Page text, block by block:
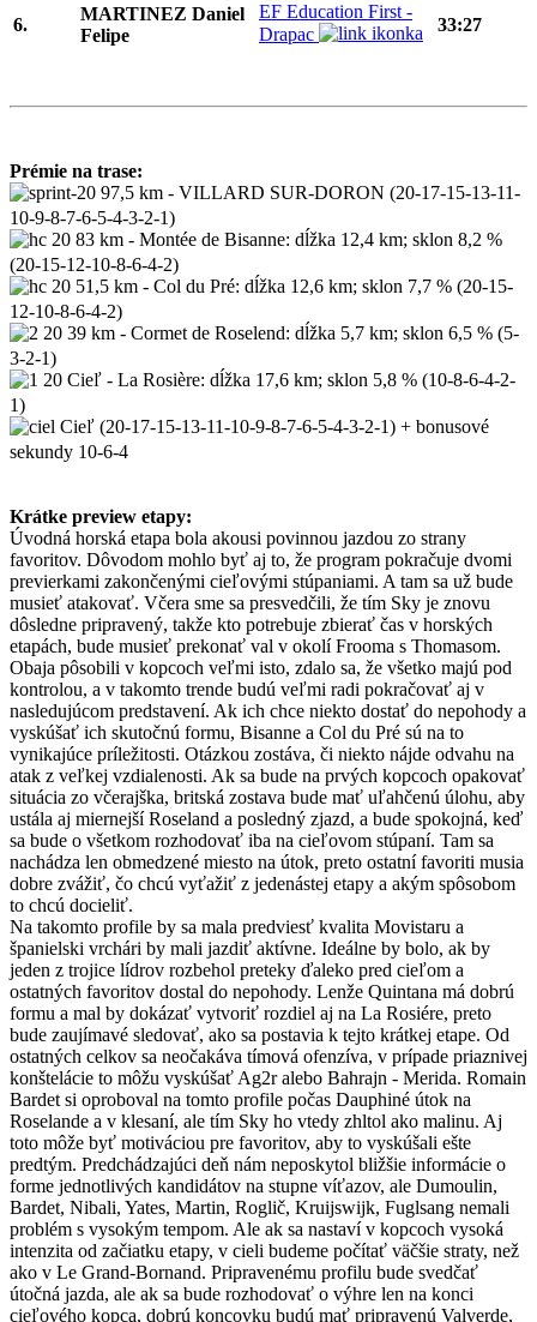
6.
MARTINEZ Daniel
Felipe
EF Education First -
Drapac
33:27
Prémie na trase:
97,5 km - VILLARD SUR-DORON (20-17-15-13-11-
10-9-8-7-6-5-4-3-2-1)
83 km - Montée de Bisanne: dĺžka 12,4 km; sklon 8,2 %
(20-15-12-10-8-6-4-2)
51,5 km - Col du Pré: dĺžka 12,6 km; sklon 7,7 % (20-15-
12-10-8-6-4-2)
39 km - Cormet de Roselend: dĺžka 5,7 km; sklon 6,5 % (5-
3-2-1)
Cieľ - La Rosière: dĺžka 17,6 km; sklon 5,8 % (10-8-6-4-2-
1)
Cieľ (20-17-15-13-11-10-9-8-7-6-5-4-3-2-1) + bonusové
sekundy 10-6-4
Krátke preview etapy:
Úvodná horská etapa bola akousi povinnou jazdou zo strany
favoritov. Dôvodom mohlo byť aj to, že program pokračuje dvomi
previerkami zakončenými cieľovými stúpaniami. A tam sa už bude
musieť atakovať. Včera sme sa presvedčili, že tím Sky je znovu
dôsledne pripravený, takže kto potrebuje zbierať čas v horských
etapách, bude musieť prekonať val v okolí Frooma s Thomasom.
Obaja pôsobili v kopcoch veľmi isto, zdalo sa, že všetko majú pod
kontrolou, a v takomto trende budú veľmi radi pokračovať aj v
nasledujúcom predstavení. Ak ich chce niekto dostať do nepohody a
vyskúšať ich skutočnú formu, Bisanne a Col du Pré sú na to
vynikajúce príležitosti. Otázkou zostáva, či niekto nájde odvahu na
atak z veľkej vzdialenosti. Ak sa bude na prvých kopcoch opakovať
situácia zo včerajška, britská zostava bude mať uľahčenú úlohu, aby
ustála aj miernejší Roseland a posledný zjazd, a bude spokojná, keď
sa bude o všetkom rozhodovať iba na cieľovom stúpaní. Tam sa
nachádza len obmedzené miesto na útok, preto ostatní favoriti musia
dobre zvážiť, čo chcú vyťažiť z jedenástej etapy a akým spôsobom
to chcú docieliť.
Na takomto profile by sa mala predviesť kvalita Movistaru a
španielski vrchári by mali jazdiť aktívne. Ideálne by bolo, ak by
jeden z trojice lídrov rozbehol preteky ďaleko pred cieľom a
ostatných favoritov dostal do nepohody. Lenže Quintana má dobrú
formu a mal by dokázať vytvoriť rozdiel aj na La Rosiére, preto
bude zaujímavé sledovať, ako sa postavia k tejto krátkej etape. Od
ostatných celkov sa neočakáva tímová ofenzíva, v prípade priaznivej
konštelácie to môžu vyskúšať Ag2r alebo Bahrajn - Merida. Romain
Bardet si oproboval na tomto profile počas Dauphiné útok na
Roselande a v klesaní, ale tím Sky ho vtedy zhltol ako malinu. Aj
toto môže byť motiváciou pre favoritov, aby to vyskúšali ešte
predtým. Predchádzajúci deň nám neposkytol bližšie informácie o
forme jednotlivých kandidátov na stupne víťazov, ale Dumoulin,
Bardet, Nibali, Yates, Martin, Roglič, Kruijswijk, Fuglsang nemali
problém s vysokým tempom. Ale ak sa nastaví v kopcoch vysoká
intenzita od začiatku etapy, v cieli budeme počítať väčšie straty, než
ako v Le Grand-Bornand. Pripravenému profilu bude svedčať
útočná jazda, ale ak sa bude rozhodovať o výhre len na konci
cieľového kopca, dobrú koncovku budú mať pripravenú Valverde,